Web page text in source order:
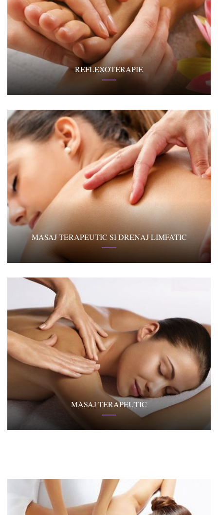
REFLEXOTERAPIE
MASAJ TERAPEUTIC SI DRENAJ LIMFATIC
MASAJ TERAPEUTIC